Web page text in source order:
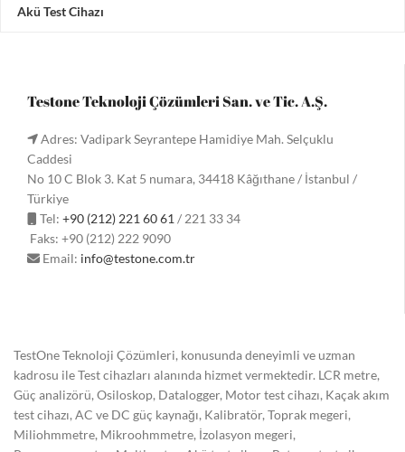
Akü Test Cihazı
Testone Teknoloji Çözümleri San. ve Tic. A.Ş.
Adres: Vadipark Seyrantepe Hamidiye Mah. Selçuklu
Caddesi
No 10 C Blok 3. Kat 5 numara, 34418 Kâğıthane / İstanbul /
Türkiye
Tel: +90 (212) 221 60 61 / 221 33 34
Faks: +90 (212) 222 9090
Email: info@testone.com.tr
TestOne Teknoloji Çözümleri, konusunda deneyimli ve uzman
kadrosu ile Test cihazları alanında hizmet vermektedir. LCR metre,
Güç analizörü, Osiloskop, Datalogger, Motor test cihazı, Kaçak akım
test cihazı, AC ve DC güç kaynağı, Kalibratör, Toprak megeri,
Miliohmmetre, Mikroohmmetre, İzolasyon megeri,